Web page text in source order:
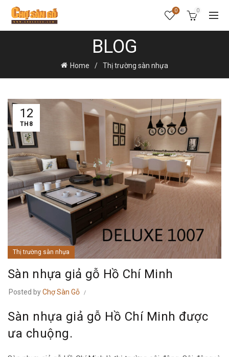
0 0
BLOG
Home Thị trường sàn nhựa
12
TH8
Thị trường sàn nhựa
Sàn nhựa giả gỗ Hồ Chí Minh
Posted byChợ Sàn Gỗ
Sàn nhựa giả gỗ Hồ Chí Minh được
ưa chuộng.